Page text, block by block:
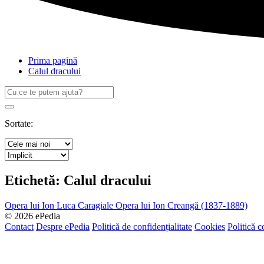
Prima pagină
Calul dracului
Caută
după:
Search
Sortate:
Etichetă: Calul dracului
Opera lui Ion Luca Caragiale Opera lui Ion Creangă (1837-1889)
© 2026 ePedia
Contact Despre ePedia Politică de confidențialitate Cookies Politică